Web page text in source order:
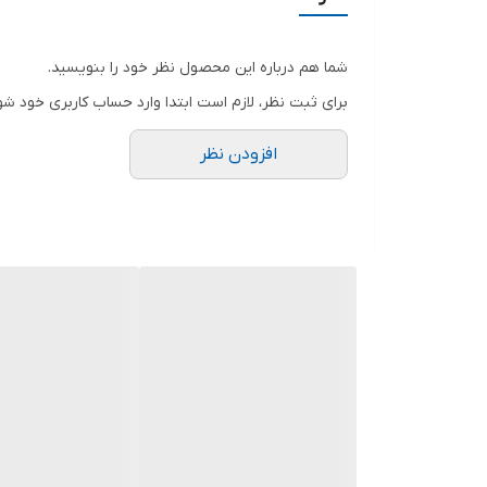
شما هم درباره این محصول نظر خود را بنویسید.
برای ثبت نظر، لازم است ابتدا وارد حساب کاربری خود
افزودن نظر